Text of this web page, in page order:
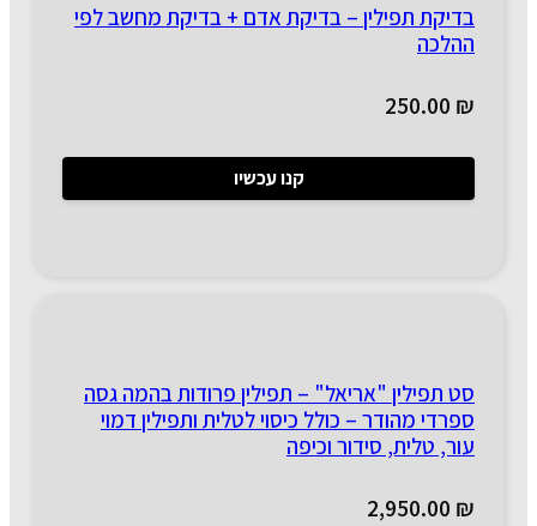
בדיקת תפילין – בדיקת אדם + בדיקת מחשב לפי
ההלכה
250.00 ₪
קנו עכשיו
סט תפילין "אריאל" – תפילין פרודות בהמה גסה
ספרדי מהודר – כולל כיסוי לטלית ותפילין דמוי
עור, טלית, סידור וכיפה
2,950.00 ₪